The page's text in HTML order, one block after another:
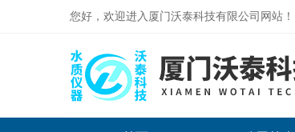
您好，欢迎进入厦门沃泰科技有限公司网站！